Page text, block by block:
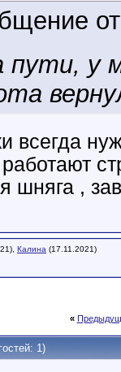
пути, у
всегда
шняга ,
Калина (17.11.2021)
«
1)